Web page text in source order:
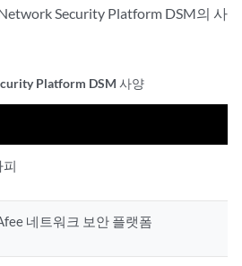
Security Platform DSM의 사
Platform DSM 사양
피
네트워크 보안 플랫폼